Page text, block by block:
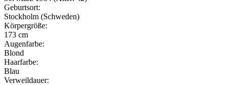
Geburtsort:
Stockholm (Schweden)
Körpergröße:
173 cm
Augenfarbe:
Blond
Haarfarbe:
Blau
Verweildauer: